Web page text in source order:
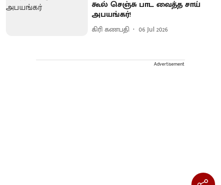
கூல் செஞ்சு பாட வைத்த சாய்
அபயங்கர்!
கிரி கணபதி 06 Jul 2026
Advertisement